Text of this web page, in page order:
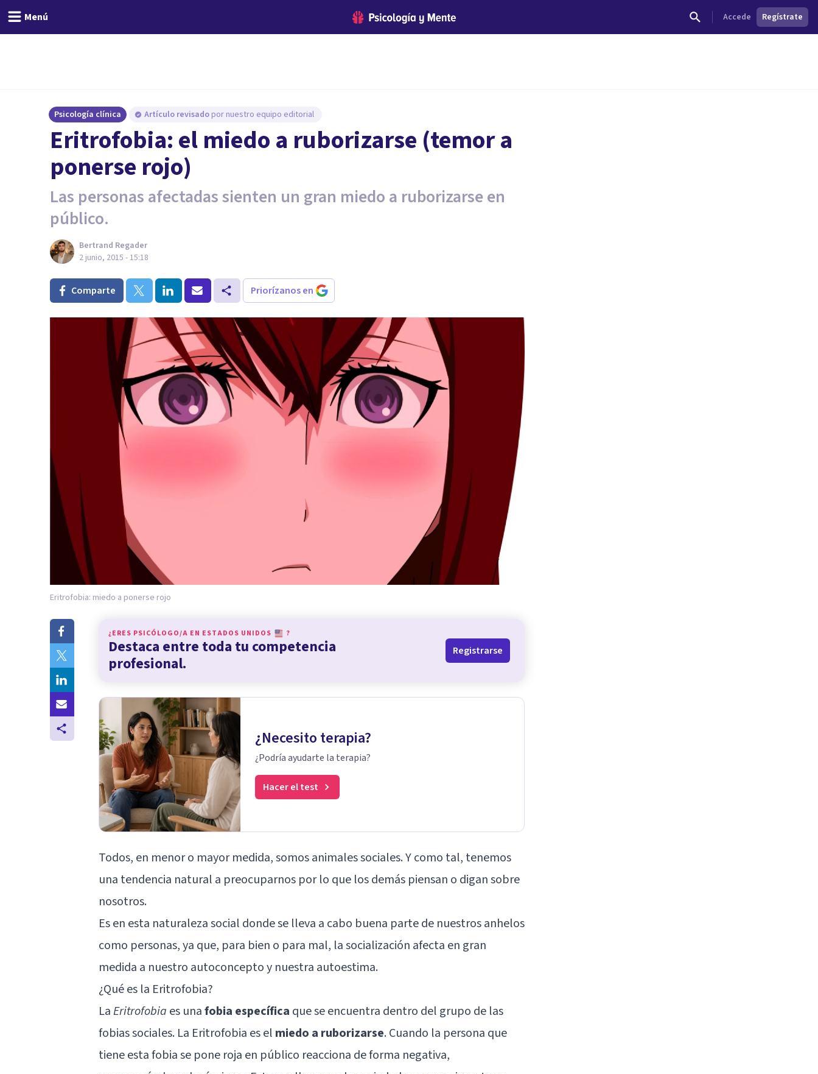
Menú Accede Regístrate
Psicología clínica Artículo revisado por nuestro equipo editorial
Eritrofobia: el miedo a ruborizarse (temor a
ponerse rojo)
Las personas afectadas sienten un gran miedo a ruborizarse en
público.
Bertrand Regader
2 junio, 2015 - 15:18
Comparte Priorízanos en
Eritrofobia: miedo a ponerse rojo
¿ERES PSICÓLOGO/A EN ESTADOS UNIDOS ?
Destaca entre toda tu competencia
profesional.
Registrarse
¿Necesito terapia?
¿Podría ayudarte la terapia?
Hacer el test
Todos, en menor o mayor medida, somos animales sociales. Y como tal, tenemos
una tendencia natural a preocuparnos por lo que los demás piensan o digan sobre
nosotros.
Es en esta naturaleza social donde se lleva a cabo buena parte de nuestros anhelos
como personas, ya que, para bien o para mal, la socialización afecta en gran
medida a nuestro autoconcepto y nuestra autoestima.
¿Qué es la Eritrofobia?
LaEritrofobia es unafobia específica que se encuentra dentro del grupo de las
fobias sociales. La Eritrofobia es el miedo a ruborizarse. Cuando la persona que
tiene esta fobia se pone roja en público reacciona de forma negativa,